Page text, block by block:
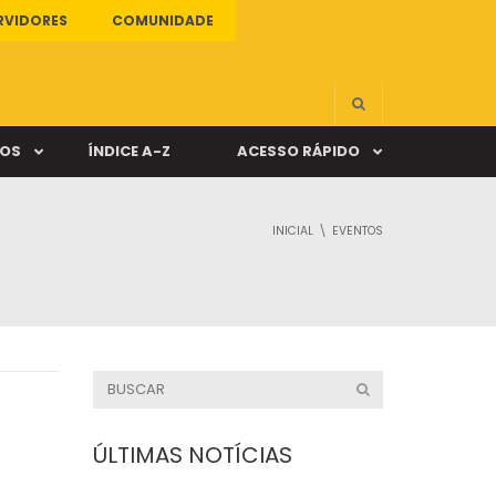
COMUNIDADE
ÍNDICE A-Z ACESSO RÁPIDO
INICIAL EVENTOS
ÚLTIMAS NOTÍCIAS